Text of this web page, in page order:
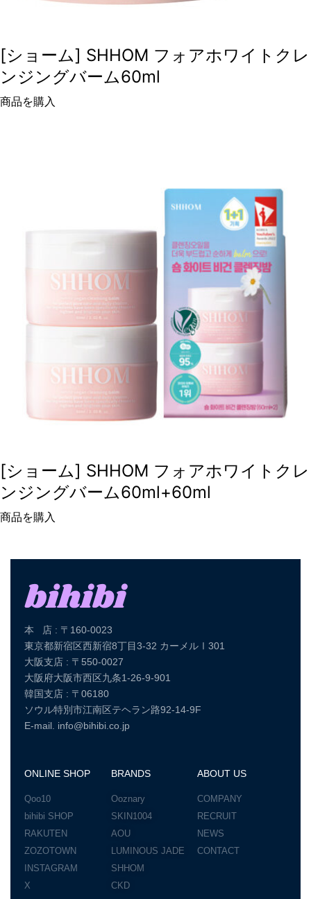
[ショーム] SHHOM フォアホワイトクレ
ンジングバーム60ml
商品を購入
[ショーム] SHHOM フォアホワイトクレ
ンジングバーム60ml+60ml
商品を購入
本 店 : 〒160-0023
東京都新宿区西新宿8丁目3-32 カーメルⅠ301
大阪支店 : 〒550-0027
大阪府大阪市西区九条1-26-9-901
韓国支店 : 〒06180
ソウル特別市江南区テヘラン路92-14-9F
E-mail. info@bihibi.co.jp
ONLINE SHOP
Qoo10
bihibi SHOP
RAKUTEN
ZOZOTOWN
INSTAGRAM
X
BRANDS
Ooznary
SKIN1004
AOU
LUMINOUS JADE
SHHOM
CKD
ABOUT US
COMPANY
RECRUIT
NEWS
CONTACT